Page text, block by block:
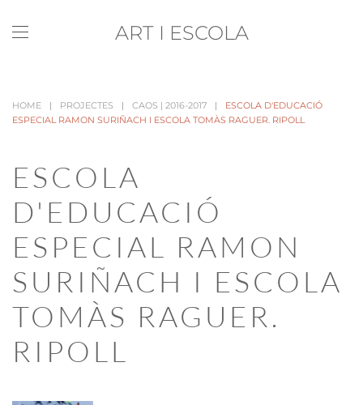
Skip to main content
ART I ESCOLA
HOME PROJECTES CAOS | 2016-2017
ESCOLA D'EDUCACIÓ
ESPECIAL RAMON SURIÑACH I ESCOLA TOMÀS RAGUER. RIPOLL
ESCOLA
D'EDUCACIÓ
ESPECIAL RAMON
SURIÑACH I ESCOLA
TOMÀS RAGUER.
RIPOLL